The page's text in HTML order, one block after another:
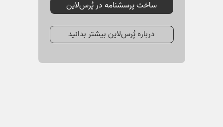
ساخت پرسشنامه در پُرس‌لاین
درباره پُرس‌لاین بیشتر بدانید